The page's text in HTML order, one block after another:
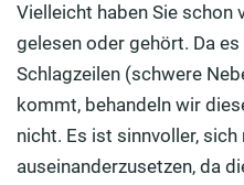
Vielleicht haben Sie schon
gelesen oder gehört. Da
Schlagzeilen (schwere
kommt, behandeln wir
nicht. Es ist sinnvoller,
auseinanderzusetzen, da